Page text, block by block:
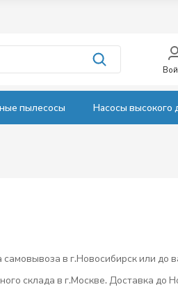
пылесосы Насосы высокого
в г.Новосибирск или до
склада в г.Москве. Доставка до